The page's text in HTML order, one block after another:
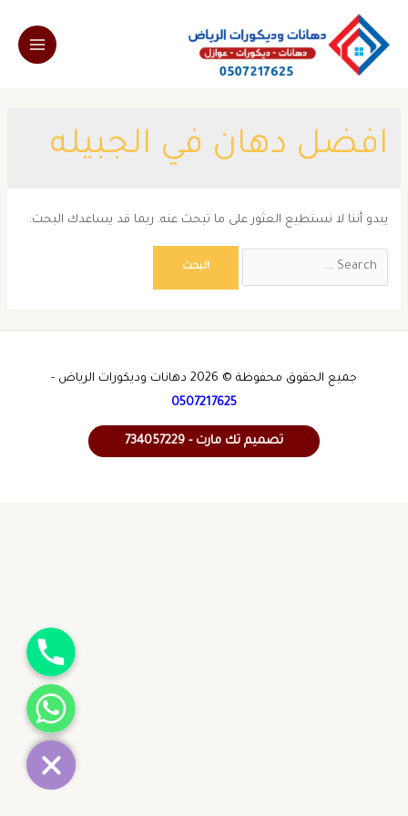
المحتوى
Main
افضل دهان في الجبيله
يبدو أننا لا نستطيع العثور على ما تبحث عنه. ربما قد يساعدك البحث.
Search
جميع الحقوق محفوظة © 2026 دهانات وديكورات الرياض -
0507217625
تصميم تك مارت - 734057229
جوال
واتساب